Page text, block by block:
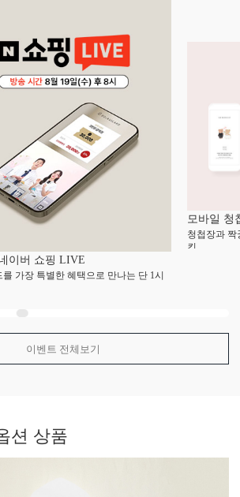
이버 쇼핑 LIVE
를 가장 특별한 혜택으로 만나는 단 1시
모바일 청
청첩장과 짝
킨
이벤트 전체보기
션 상품